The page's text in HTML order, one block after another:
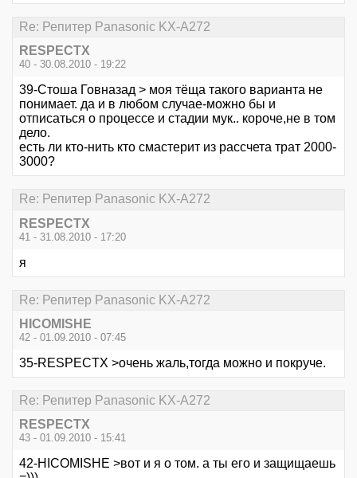
Re: Репитер Panasonic KX-A272
RESPECTX
40 - 30.08.2010 - 19:22
39-Стоша Говназад > моя тёща такого варианта не
понимает. да и в любом случае-можно бы и
отписаться о процессе и стадии мук.. короче,не в том
дело.
есть ли кто-нить кто смастерит из рассчета трат 2000-
3000?
Re: Репитер Panasonic KX-A272
RESPECTX
41 - 31.08.2010 - 17:20
я
Re: Репитер Panasonic KX-A272
HICOMISHE
42 - 01.09.2010 - 07:45
35-RESPECTX >очень жаль,тогда можно и покруче.
Re: Репитер Panasonic KX-A272
RESPECTX
43 - 01.09.2010 - 15:41
42-HICOMISHE >вот и я о том. а ты его и защищаешь